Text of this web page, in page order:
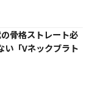
骨格ストレート必
い「Vネックブラト